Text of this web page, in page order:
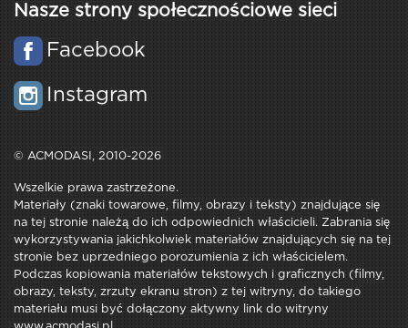
Nasze strony społecznościowe sieci
Facebook
Instagram
© ACMODASI, 2010-2026
Wszelkie prawa zastrzeżone.
Materiały (znaki towarowe, filmy, obrazy i teksty) znajdujące się
na tej stronie należą do ich odpowiednich właścicieli. Zabrania się
wykorzystywania jakichkolwiek materiałów znajdujących się na tej
stronie bez uprzedniego porozumienia z ich właścicielem.
Podczas kopiowania materiałów tekstowych i graficznych (filmy,
obrazy, teksty, zrzuty ekranu stron) z tej witryny, do takiego
materiału musi być dołączony aktywny link do witryny